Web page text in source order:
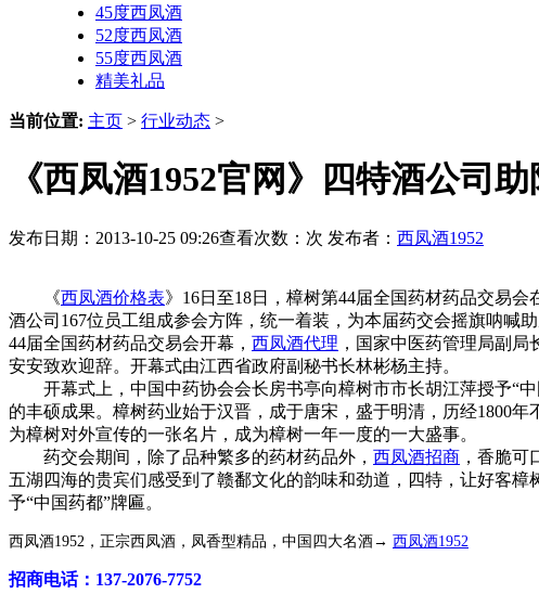
45度西凤酒
52度西凤酒
55度西凤酒
精美礼品
当前位置: 主页 > 行业动态 >
《西凤酒1952官网》四特酒公司
发布日期：2013-10-25 09:26查看次数： 次 发布者： 西凤酒1952
《西凤酒价格表》16日至18日，樟树第44届全国药材药品交易
酒公司167位员工组成参会方阵，统一着装，为本届药交会摇旗呐喊
44届全国药材药品交易会开幕， 西凤酒代理 ，国家中医药管理局副
安安致欢迎辞。开幕式由江西省政府副秘书长林彬杨主持。
开幕式上，中国中药协会会长房书亭向樟树市市长胡江萍授予“中
的丰硕成果。樟树药业始于汉晋，成于唐宋，盛于明清，历经1800年
为樟树对外宣传的一张名片，成为樟树一年一度的一大盛事。
药交会期间，除了品种繁多的药材药品外， 西凤酒招商 ，香脆
五湖四海的贵宾们感受到了赣鄱文化的韵味和劲道，四特，让好客
予“中国药都”牌匾。
西凤酒1952，正宗西凤酒，凤香型精品，中国四大名酒→ 西凤酒1952
招商电话：137-2076-7752